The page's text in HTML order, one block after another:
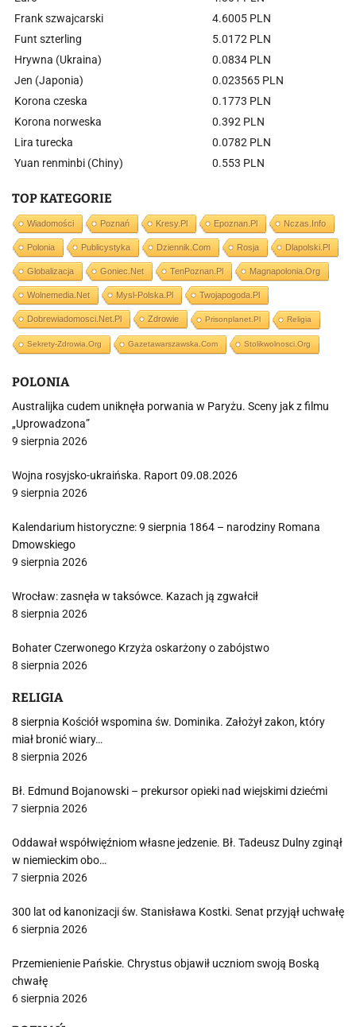
Frank szwajcarski
4.6005 PLN
Funt szterling
5.0172 PLN
Hrywna (Ukraina)
0.0834 PLN
Jen (Japonia)
0.023565 PLN
Korona czeska
0.1773 PLN
Korona norweska
0.392 PLN
Lira turecka
0.0782 PLN
Yuan renminbi (Chiny)
0.553 PLN
TOP KATEGORIE
Wiadomości Poznań Kresy.pl Epoznan.pl Nczas.info
Polonia Publicystyka Dziennik.com Rosja Dlapolski.pl
Globalizacja Goniec.net TenPoznan.pl Magnapolonia.org
Wolnemedia.net Mysl-Polska.pl Twojapogoda.pl
Dobrewiadomosci.net.pl Zdrowie Prisonplanet.pl Religia
Sekrety-Zdrowia.org Gazetawarszawska.com Stolikwolnosci.org
POLONIA
Australijka cudem uniknęła porwania w Paryżu. Sceny jak z filmu
„Uprowadzona”
9 sierpnia 2026
Wojna rosyjsko-ukraińska. Raport 09.08.2026
9 sierpnia 2026
Kalendarium historyczne: 9 sierpnia 1864 – narodziny Romana
Dmowskiego
9 sierpnia 2026
Wrocław: zasnęła w taksówce. Kazach ją zgwałcił
8 sierpnia 2026
Bohater Czerwonego Krzyża oskarżony o zabójstwo
8 sierpnia 2026
RELIGIA
8 sierpnia Kościół wspomina św. Dominika. Założył zakon, który
miał bronić wiary…
8 sierpnia 2026
Bł. Edmund Bojanowski – prekursor opieki nad wiejskimi dziećmi
7 sierpnia 2026
Oddawał współwięźniom własne jedzenie. Bł. Tadeusz Dulny zginął
w niemieckim obo…
7 sierpnia 2026
300 lat od kanonizacji św. Stanisława Kostki. Senat przyjął uchwałę
6 sierpnia 2026
Przemienienie Pańskie. Chrystus objawił uczniom swoją Boską
chwałę
6 sierpnia 2026